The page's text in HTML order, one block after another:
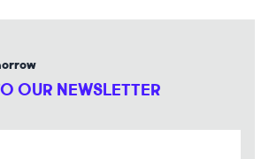
OUR NEWSLETTER